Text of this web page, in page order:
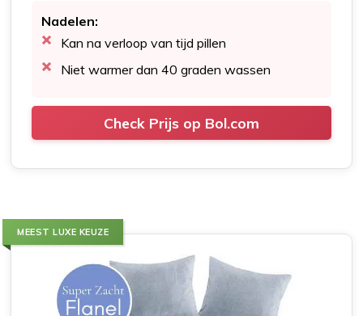
Nadelen:
Kan na verloop van tijd pillen
Niet warmer dan 40 graden wassen
Check Prijs op Bol.com
MEEST LUXE KEUZE